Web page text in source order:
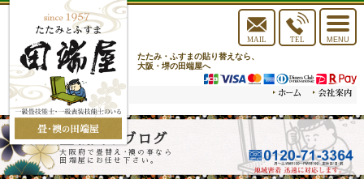
MAIL TEL
toggle
MENU
たたみ・ふすまの貼り替えなら、
大阪・堺の田端屋へ
畳職人のブログ
大阪府で畳替え･襖の事なら
田端屋にお任せ下さい。